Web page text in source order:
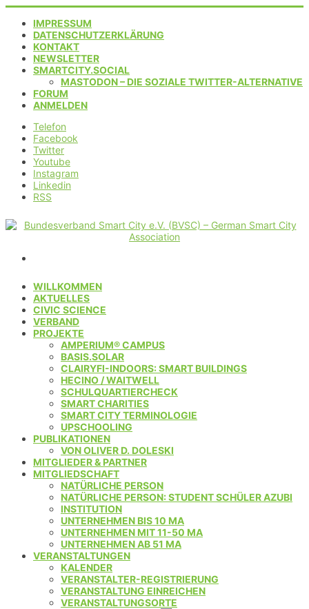
IMPRESSUM
DATENSCHUTZERKLÄRUNG
KONTAKT
NEWSLETTER
SMARTCITY.SOCIAL
MASTODON – DIE SOZIALE TWITTER-ALTERNATIVE
FORUM
ANMELDEN
Telefon
Facebook
Twitter
Youtube
Instagram
Linkedin
RSS
WILLKOMMEN
AKTUELLES
CIVIC SCIENCE
VERBAND
PROJEKTE
AMPERIUM® CAMPUS
BASIS.SOLAR
CLAIRYFI-INDOORS: SMART BUILDINGS
HECINO / WAITWELL
SCHULQUARTIERCHECK
SMART CHARITIES
SMART CITY TERMINOLOGIE
UPSCHOOLING
PUBLIKATIONEN
VON OLIVER D. DOLESKI
MITGLIEDER & PARTNER
MITGLIEDSCHAFT
NATÜRLICHE PERSON
NATÜRLICHE PERSON: STUDENT SCHÜLER AZUBI
INSTITUTION
UNTERNEHMEN BIS 10 MA
UNTERNEHMEN MIT 11-50 MA
UNTERNEHMEN AB 51 MA
VERANSTALTUNGEN
KALENDER
VERANSTALTER-REGISTRIERUNG
VERANSTALTUNG EINREICHEN
VERANSTALTUNGSORTE